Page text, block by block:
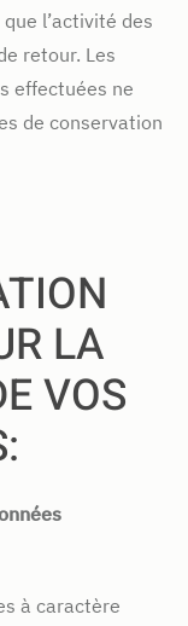
l’activité des
retour. Les
effectuées ne
de conservation
LA
VOS
à caractère